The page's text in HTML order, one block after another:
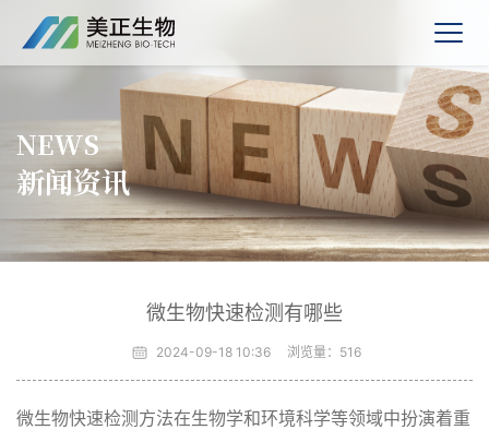
NEWS
新闻资讯
微生物快速检测有哪些
2024-09-18 10:36 浏览量： 516
微生物快速检测方法在生物学和环境科学等领域中扮演着重